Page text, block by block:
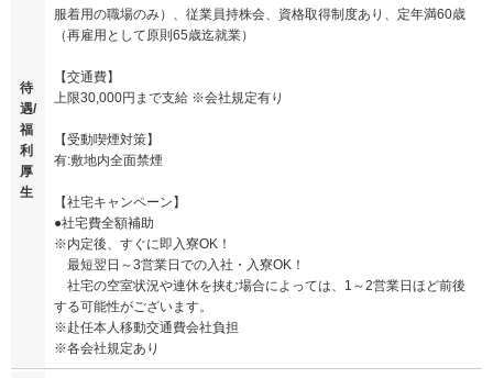
待
遇/
福
利
厚
生
服着用の職場のみ）、従業員持株会、資格取得制度あり、定年満60歳
（再雇用として原則65歳迄就業）
【交通費】
上限30,000円まで支給 ※会社規定有り
【受動喫煙対策】
有:敷地内全面禁煙
【社宅キャンペーン】
●社宅費全額補助
※内定後、すぐに即入寮OK！
最短翌日～3営業日での入社・入寮OK！
社宅の空室状況や連休を挟む場合によっては、1～2営業日ほど前後
する可能性がございます。
※赴任本人移動交通費会社負担
※各会社規定あり